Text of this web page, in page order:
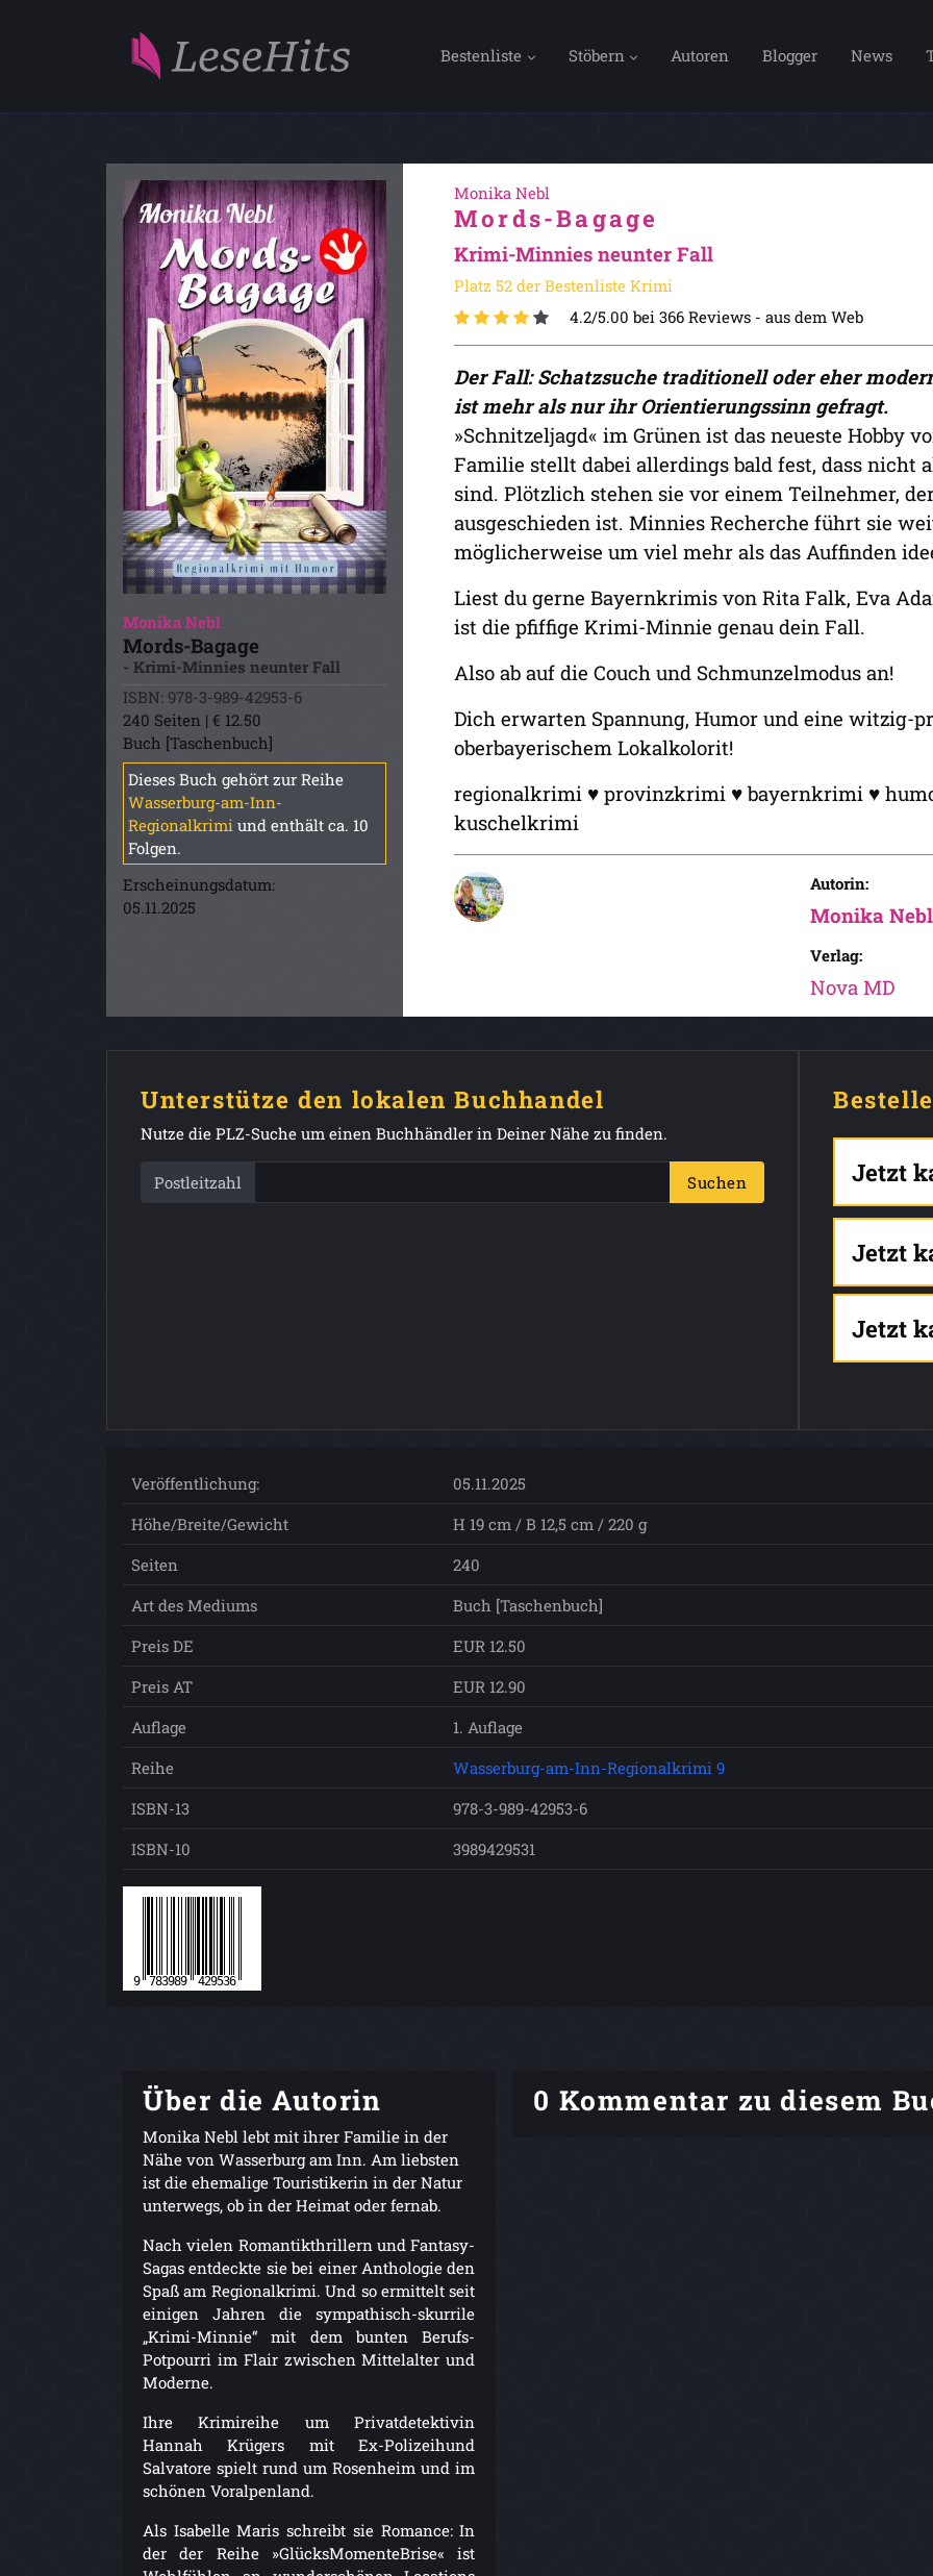
Bestenliste Stöbern Autoren Blogger News
Monika Nebl
Mords-Bagage
- Krimi-Minnies neunter Fall
ISBN: 978-3-989-42953-6
240 Seiten | € 12.50
Buch [Taschenbuch]
Dieses Buch gehört zur Reihe
Wasserburg-am-Inn-
Regionalkrimi und enthält ca. 10
Folgen.
Erscheinungsdatum:
05.11.2025
Monika Nebl
Mords-Bagage
Krimi-Minnies neunter Fall
Platz 52 der Bestenliste Krimi
4.2/5.00 bei 366 Reviews - aus dem Web
Der Fall: Schatzsuche traditionell oder eher
ist mehr als nur ihr Orientierungssinn gefragt.
»Schnitzeljagd« im Grünen ist das neueste Hobby
Familie stellt dabei allerdings bald fest, dass nicht
sind. Plötzlich stehen sie vor einem Teilnehmer,
ausgeschieden ist. Minnies Recherche führt sie
möglicherweise um viel mehr als das Auffinden
Liest du gerne Bayernkrimis von Rita Falk, Eva
ist die pfiffige Krimi-Minnie genau dein Fall.
Also ab auf die Couch und Schmunzelmodus an!
Dich erwarten Spannung, Humor und eine witzig-
oberbayerischem Lokalkolorit!
regionalkrimi ♥ provinzkrimi ♥ bayernkrimi ♥
kuschelkrimi
Autorin:
Monika Nebl
Verlag:
Nova MD
Unterstütze den lokalen Buchhandel
Nutze die PLZ-Suche um einen Buchhändler in Deiner Nähe zu finden.
Postleitzahl Suchen Jetzt
Jetzt
Jetzt
Veröffentlichung:
05.11.2025
Höhe/Breite/Gewicht
H 19 cm / B 12,5 cm / 220 g
Seiten
240
Art des Mediums
Buch [Taschenbuch]
Preis DE
EUR 12.50
Preis AT
EUR 12.90
Auflage
1. Auflage
Reihe
Wasserburg-am-Inn-Regionalkrimi 9
ISBN-13
978-3-989-42953-6
ISBN-10
3989429531
Über die Autorin
Monika Nebl lebt mit ihrer Familie in der
Nähe von Wasserburg am Inn. Am liebsten
ist die ehemalige Touristikerin in der Natur
unterwegs, ob in der Heimat oder fernab.
Nach vielen Romantikthrillern und Fantasy-
Sagas entdeckte sie bei einer Anthologie den
Spaß am Regionalkrimi. Und so ermittelt seit
einigen Jahren die sympathisch-skurrile
„Krimi-Minnie“ mit dem bunten Berufs-
Potpourri im Flair zwischen Mittelalter und
Moderne.
Ihre Krimireihe um Privatdetektivin
Hannah Krügers mit Ex-Polizeihund
Salvatore spielt rund um Rosenheim und im
schönen Voralpenland.
Als Isabelle Maris schreibt sie Romance: In
der der Reihe »GlücksMomenteBrise« ist
0 Kommentar zu diesem